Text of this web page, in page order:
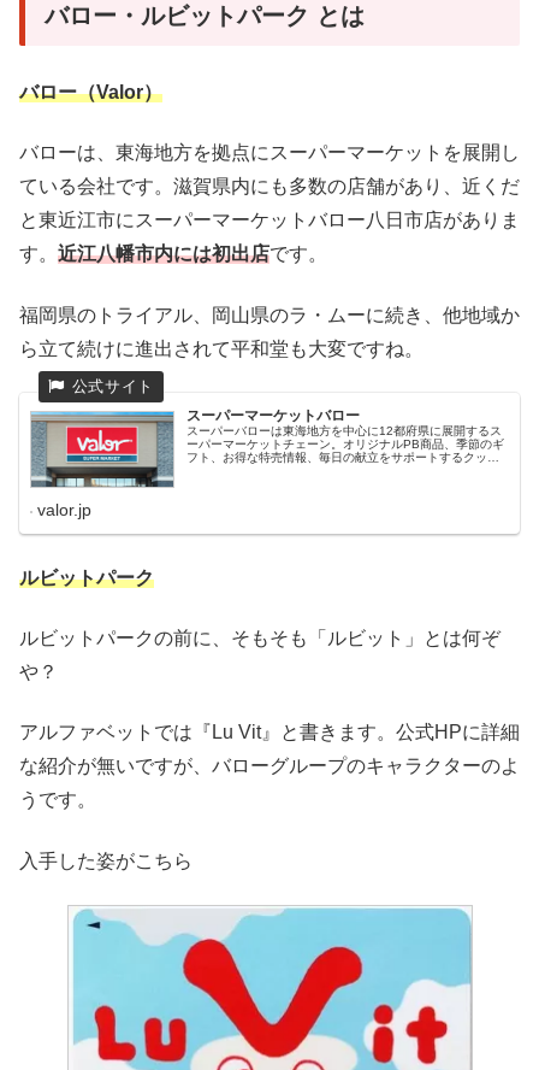
バロー・ルビットパーク とは
バロー（Valor）
バローは、東海地方を拠点にスーパーマーケットを展開し
ている会社です。滋賀県内にも多数の店舗があり、近くだ
と東近江市にスーパーマーケットバロー八日市店がありま
す。 近江八幡市内には初出店です。
福岡県のトライアル、岡山県のラ・ムーに続き、他地域か
ら立て続けに進出されて平和堂も大変ですね。
スーパーマーケットバロー
スーパーバローは東海地方を中心に12都府県に展開するス
ーパーマーケットチェーン。オリジナルPB商品、季節のギ
フト、お得な特売情報、毎日の献立をサポートするクッキ
valor.jp
ルビットパーク
ルビットパークの前に、そもそも「ルビット」とは何ぞ
や？
アルファベットでは『Lu Vit』と書きます。公式HPに詳細
な紹介が無いですが、バローグループのキャラクターのよ
うです。
入手した姿がこちら